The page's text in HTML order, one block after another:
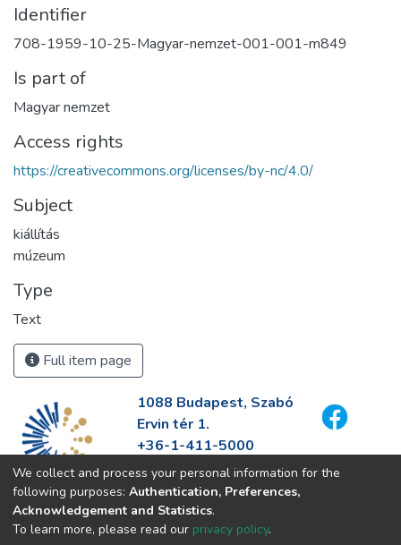
Identifier
708-1959-10-25-Magyar-nemzet-001-001-m849
Is part of
Magyar nemzet
Access rights
https://creativecommons.org/licenses/by-nc/4.0/
Subject
kiállítás
múzeum
Type
Text
Full item page
1088 Budapest, Szabó
Ervin tér 1.
+36-1-411-5000
info@fszek.hu
https://fszek.hu
We collect and process your personal information for the
following purposes: Authentication, Preferences,
Acknowledgement and Statistics.
To learn more, please read our privacy policy.